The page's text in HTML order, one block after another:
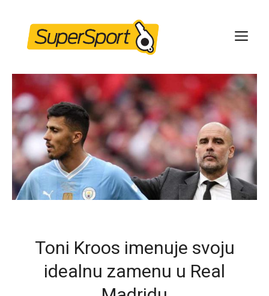
content
Toni Kroos imenuje svoju
idealnu zamenu u Real